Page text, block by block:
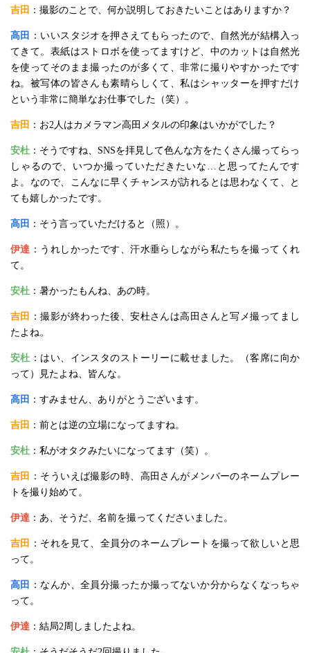
吉田 ：撮影のことで、何か説明しておきたいことはありますか？
高田
：いいスタジオを押さえてもらったので、自然光が結構入っ
てきて。表紙はストロボを使ってますけど、中のカットは自然光
を使ってそのまま撮ったのが多くて、非常に撮りやすかったです
ね。被写体の皆さんも素晴らしくて、私はシャッターを押すだけ
という非常に簡単なお仕事でした（笑）。
吉田 ：お2人はカメラマン高田メタルの印象はいかがでした？
安杜 ：そうですね、SNSを拝見して色んな方をたくさん撮ってらっ
しゃるので、いつか撮っていただきたいな…と思ってたんです
よ。なので、こんなに早くチャンスが訪れるとは思わなくて、と
ても嬉しかったです。
高田 ：そう言っていただけると（照）。
伊達 ：うれしかったです、汗水垂らしながら私たちを撮ってくれ
て。
安杜 ：暑かったもんね、あの時。
吉田
：撮影が終わった後、安杜さんは高田さんと写メ撮ってまし
たよね。
安杜 ：はい、インスタのストーリーに載せました。（客席に向か
って）見たよね、皆んな。
高田 ：すみません、ありがとうございます。
吉田 ：前とは逆の立場になってますね。
安杜 ：私がオタクみたいになってます（笑）。
吉田
：そういえば撮影の時、高田さんがメンバーのネームプレー
トを撮り始めて。
伊達 ：あ、そうだ、名前を撮ってくださいました。
吉田
：それを見て、全員分のネームプレートを撮って欲しいと思
って。
高田
：なんか、全員分撮ったか撮ってないか分からなくなっちゃ
って。
伊達 ：結局2周しましたよね。